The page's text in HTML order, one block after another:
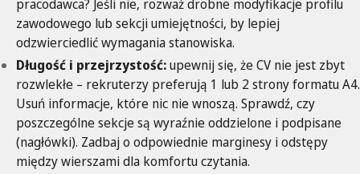
pracodawca? Jeśli nie, rozważ drobne modyfikacje profilu
zawodowego lub sekcji umiejętności, by lepiej
odzwierciedlić wymagania stanowiska.
Długość i przejrzystość:upewnij się, że CV nie jest zbyt
rozwlekłe – rekruterzy preferują 1 lub 2 strony formatu A4.
Usuń informacje, które nic nie wnoszą. Sprawdź, czy
poszczególne sekcje są wyraźnie oddzielone i podpisane
(nagłówki). Zadbaj o odpowiednie marginesy i odstępy
między wierszami dla komfortu czytania.